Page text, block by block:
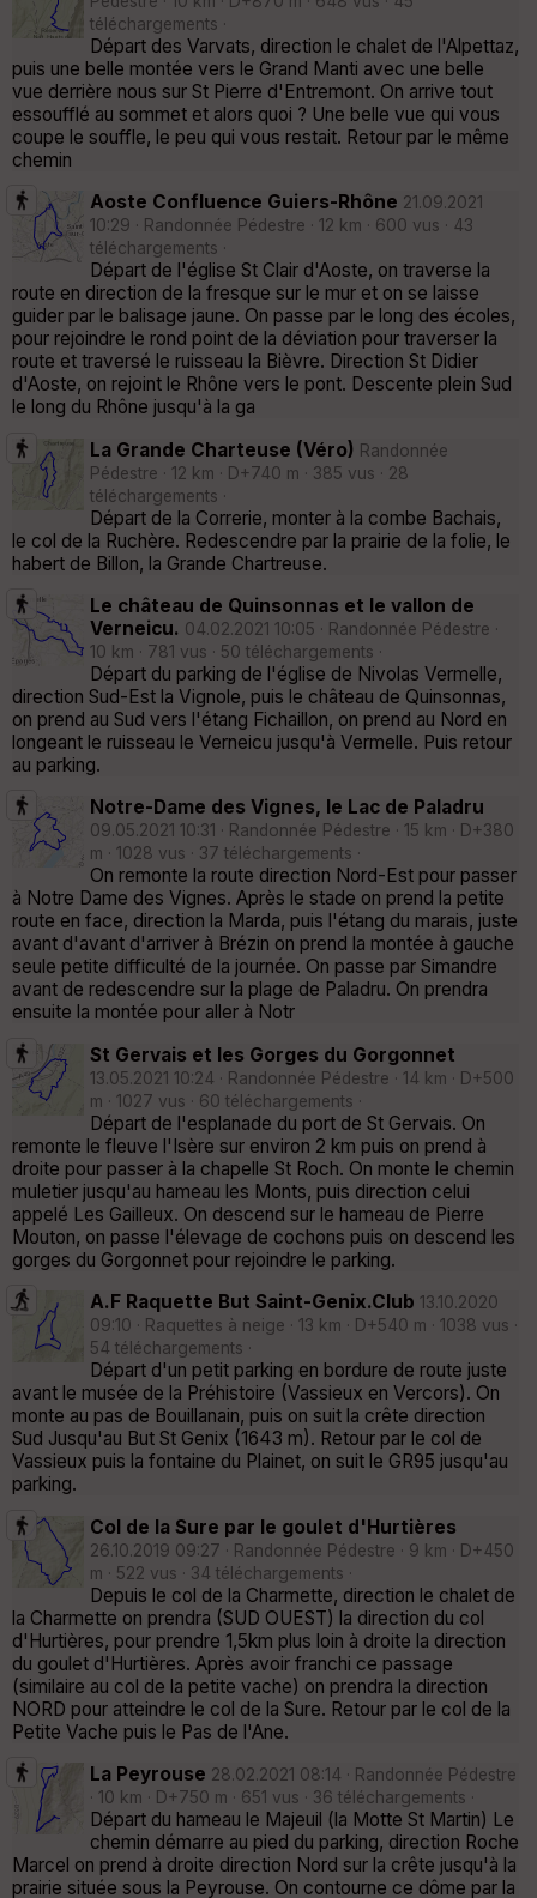
téléchargements ·
Départ des Varvats, direction le chalet de l'Alpettaz,
puis une belle montée vers le Grand Manti avec une belle
vue derrière nous sur St Pierre d'Entremont. On arrive tout
essoufflé au sommet et alors quoi ? Une belle vue qui vous
coupe le souffle, le peu qui vous restait. Retour par le même
chemin
Aoste Confluence Guiers-Rhône 21.09.2021
10:29 · Randonnée Pédestre · 12 km · 600 vus · 43
téléchargements ·
Départ de l'église St Clair d'Aoste, on traverse la
route en direction de la fresque sur le mur et on se laisse
guider par le balisage jaune. On passe par le long des écoles,
pour rejoindre le rond point de la déviation pour traverser la
route et traversé le ruisseau la Bièvre. Direction St Didier
d'Aoste, on rejoint le Rhône vers le pont. Descente plein Sud
le long du Rhône jusqu'à la ga
La Grande Charteuse (Véro) Randonnée
Pédestre · 12 km · D+740 m · 385 vus · 28
téléchargements ·
Départ de la Correrie, monter à la combe Bachais,
le col de la Ruchère. Redescendre par la prairie de la folie, le
habert de Billon, la Grande Chartreuse.
Le château de Quinsonnas et le vallon de
Verneicu. 04.02.2021 10:05 · Randonnée Pédestre ·
10 km · 781 vus · 50 téléchargements ·
Départ du parking de l'église de Nivolas Vermelle,
direction Sud-Est la Vignole, puis le château de Quinsonnas,
on prend au Sud vers l'étang Fichaillon, on prend au Nord en
longeant le ruisseau le Verneicu jusqu'à Vermelle. Puis retour
au parking.
Notre-Dame des Vignes, le Lac de Paladru
09.05.2021 10:31 · Randonnée Pédestre · 15 km · D+380
m · 1028 vus · 37 téléchargements ·
On remonte la route direction Nord-Est pour passer
à Notre Dame des Vignes. Après le stade on prend la petite
route en face, direction la Marda, puis l'étang du marais, juste
avant d'avant d'arriver à Brézin on prend la montée à gauche
seule petite difficulté de la journée. On passe par Simandre
avant de redescendre sur la plage de Paladru. On prendra
ensuite la montée pour aller à Notr
St Gervais et les Gorges du Gorgonnet
13.05.2021 10:24 · Randonnée Pédestre · 14 km · D+500
m · 1027 vus · 60 téléchargements ·
Départ de l'esplanade du port de St Gervais. On
remonte le fleuve l'Isère sur environ 2 km puis on prend à
droite pour passer à la chapelle St Roch. On monte le chemin
muletier jusqu'au hameau les Monts, puis direction celui
appelé Les Gailleux. On descend sur le hameau de Pierre
Mouton, on passe l'élevage de cochons puis on descend les
gorges du Gorgonnet pour rejoindre le parking.
A.F Raquette But Saint-Genix.Club 13.10.2020
09:10 · Raquettes à neige · 13 km · D+540 m · 1038 vus ·
54 téléchargements ·
Départ d'un petit parking en bordure de route juste
avant le musée de la Préhistoire (Vassieux en Vercors). On
monte au pas de Bouillanain, puis on suit la crête direction
Sud Jusqu'au But St Genix (1643 m). Retour par le col de
Vassieux puis la fontaine du Plainet, on suit le GR95 jusqu'au
parking.
Col de la Sure par le goulet d'Hurtières
26.10.2019 09:27 · Randonnée Pédestre · 9 km · D+450
m · 522 vus · 34 téléchargements ·
Depuis le col de la Charmette, direction le chalet de
la Charmette on prendra (SUD OUEST) la direction du col
d'Hurtières, pour prendre 1,5km plus loin à droite la direction
du goulet d'Hurtières. Après avoir franchi ce passage
(similaire au col de la petite vache) on prendra la direction
NORD pour atteindre le col de la Sure. Retour par le col de la
Petite Vache puis le Pas de l'Ane.
La Peyrouse 28.02.2021 08:14 · Randonnée Pédestre
· 10 km · D+750 m · 651 vus · 36 téléchargements ·
Départ du hameau le Majeuil (la Motte St Martin) Le
chemin démarre au pied du parking, direction Roche
Marcel on prend à droite direction Nord sur la crête jusqu'à la
prairie située sous la Peyrouse. On contourne ce dôme par la